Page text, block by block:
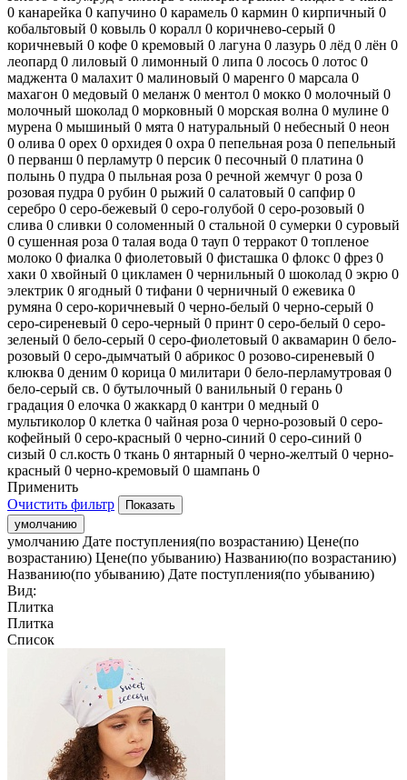
0 канарейка 0 капучино 0 карамель 0 кармин 0 кирпичный 0
кобальтовый 0 ковыль 0 коралл 0 коричнево-серый 0
коричневый 0 кофе 0 кремовый 0 лагуна 0 лазурь 0 лёд 0 лён 0
леопард 0 лиловый 0 лимонный 0 липа 0 лосось 0 лотос 0
маджента 0 малахит 0 малиновый 0 маренго 0 марсала 0
махагон 0 медовый 0 меланж 0 ментол 0 мокко 0 молочный 0
молочный шоколад 0 морковный 0 морская волна 0 мулине 0
мурена 0 мышиный 0 мята 0 натуральный 0 небесный 0 неон
0 олива 0 орех 0 орхидея 0 охра 0 пепельная роза 0 пепельный
0 перванш 0 перламутр 0 персик 0 песочный 0 платина 0
полынь 0 пудра 0 пыльная роза 0 речной жемчуг 0 роза 0
розовая пудра 0 рубин 0 рыжий 0 салатовый 0 сапфир 0
серебро 0 серо-бежевый 0 серо-голубой 0 серо-розовый 0
слива 0 сливки 0 соломенный 0 стальной 0 сумерки 0 суровый
0 сушенная роза 0 талая вода 0 тауп 0 терракот 0 топленое
молоко 0 фиалка 0 фиолетовый 0 фисташка 0 флокс 0 фрез 0
хаки 0 хвойный 0 цикламен 0 чернильный 0 шоколад 0 экрю 0
электрик 0 ягодный 0 тифани 0 черничный 0 ежевика 0
румяна 0 серо-коричневый 0 черно-белый 0 черно-серый 0
серо-сиреневый 0 серо-черный 0 принт 0 серо-белый 0 серо-
зеленый 0 бело-серый 0 серо-фиолетовый 0 аквамарин 0 бело-
розовый 0 серо-дымчатый 0 абрикос 0 розово-сиреневый 0
клюква 0 деним 0 корица 0 милитари 0 бело-перламутровая 0
бело-серый св. 0 бутылочный 0 ванильный 0 герань 0
градация 0 елочка 0 жаккард 0 кантри 0 медный 0
мультиколор 0 клетка 0 чайная роза 0 черно-розовый 0 серо-
кофейный 0 серо-красный 0 черно-синий 0 серо-синий 0
сизый 0 сл.кость 0 ткань 0 янтарный 0 черно-желтый 0 черно-
красный 0 черно-кремовый 0 шампань 0
Применить
Очистить фильтр
умолчанию
умолчанию Дате поступления(по возрастанию) Цене(по
возрастанию) Цене(по убыванию) Названию(по возрастанию)
Названию(по убыванию) Дате поступления(по убыванию)
Вид:
Плитка
Плитка
Список